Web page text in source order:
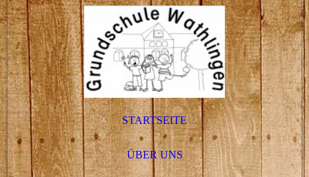
STARTSEITE
ÜBER UNS